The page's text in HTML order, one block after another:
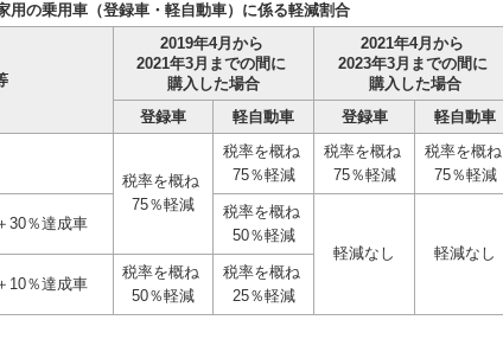
用の乗用車（登録車・軽自動車）に係る軽減割合
2019年4月から
2021年3月までの間に
購入した場合
2021年4月から
2023年3月までの間に
購入した場合
登録車
軽自動車 登録車 軽自動車
税率を概ね
75％軽減
税率を概ね
75％軽減
税率を概ね
75％軽減
税率を概ね
75％軽減
30％達成車
税率を概ね
50％軽減
軽減なし
軽減なし
10％達成車
税率を概ね
50％軽減
税率を概ね
25％軽減